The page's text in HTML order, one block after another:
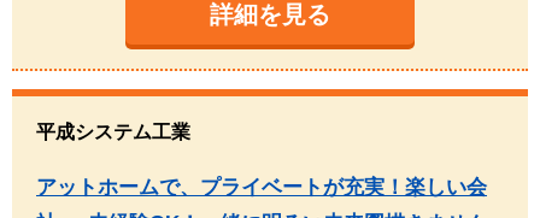
詳細を見る
平成システム工業
アットホームで、プライベートが充実！楽しい会